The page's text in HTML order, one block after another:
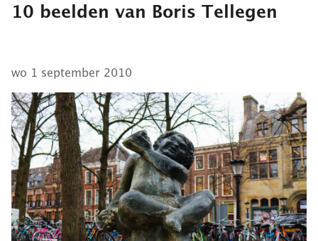
10 beelden van Boris Tellegen
wo 1 september 2010